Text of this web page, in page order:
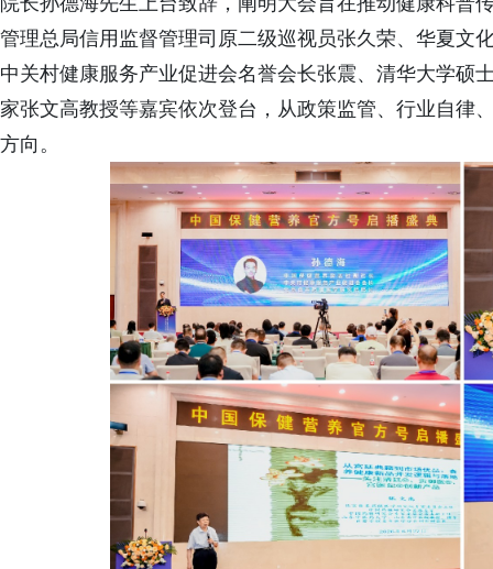
管理总局信用监督管理司原二级巡视员张久荣、华夏文
中关村健康服务产业促进会名誉会长张震、清华大学硕
家张文高教授等嘉宾依次登台，从政策监管、行业自律
方向。